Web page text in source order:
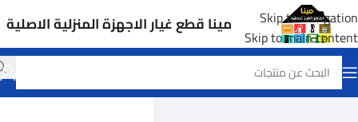
Skip to navigation
Skip to main content
مينا قطع غيار الاجهزة المنزلية الاصلية